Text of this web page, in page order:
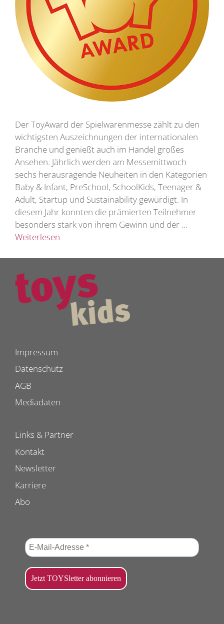
Der ToyAward der Spielwarenmesse zählt zu den
wichtigsten Auszeichnungen der internationalen
Branche und genießt auch im Handel großes
Ansehen. Jährlich werden am Messemittwoch
sechs herausragende Neuheiten in den Kategorien
Baby & Infant, PreSchool, SchoolKids, Teenager &
Adult, Startup und Sustainability gewürdigt. In
diesem Jahr konnten die prämierten Teilnehmer
besonders stark von ihrem Gewinn und der …
Weiterlesen
Impressum
Datenschutz
AGB
Mediadaten
Links & Partner
Kontakt
Newsletter
Karriere
Abo